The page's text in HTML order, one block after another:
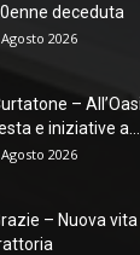
deceduta
2026
–
e iniziative a...
2026
– Nuova